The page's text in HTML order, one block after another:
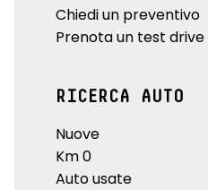
Chiedi un preventivo
Prenota un test drive
RICERCA AUTO
Nuove
Km 0
Auto usate